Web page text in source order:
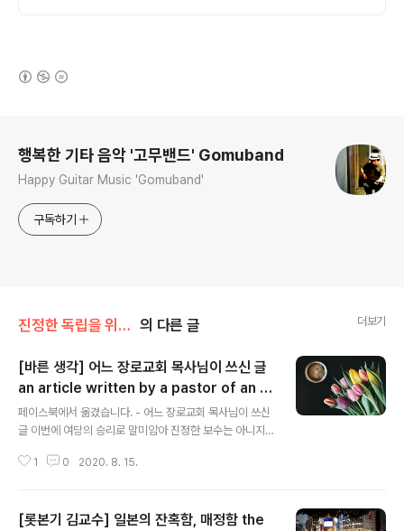
행복한 기타 음악 '고무밴드' Gomuband
Happy Guitar Music 'Gomuband'
구독하기
진정한 독립을 위하여 의 다른 글 더보기
[바른 생각] 어느 장로교회 목사님이 쓰신 글
an article written by a pastor of an P
resbyterian church.
페이스북에서 옮겼습니다. - 어느 장로교회 목사님이 쓰신
글 이번에 여당의 승리로 말미암아 진정한 보수는 아니지
주의 국가가 됐다고 말하는 사람들이 있다. 난 솔직이 이런
문재인 정권이 ‘공산주의’ 문재인 정권으로 전환하면 좋겠
1 0 2020. 8. 15.
[롯본기 김교수] 일본의 잔혹함, 매정함 the